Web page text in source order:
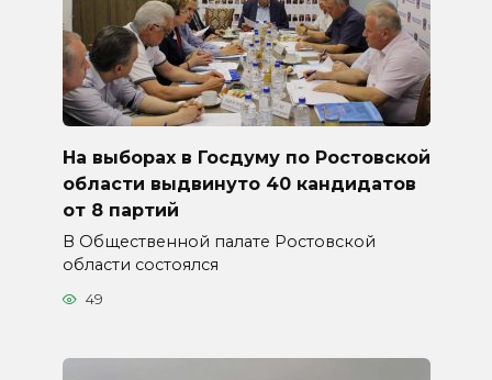
На выборах в Госдуму по Ростовской
области выдвинуто 40 кандидатов
от 8 партий
В Общественной палате Ростовской
области состоялся
49